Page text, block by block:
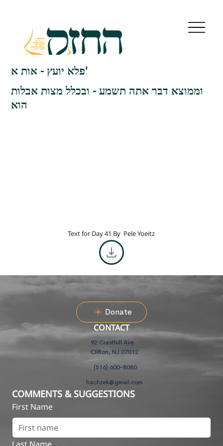
פלא יועץ - אות א'
וממוצא דבר אתה תשמע - ובכלל מצות אבלות
הוא
Text for Day 41 By Pele Yoeitz
Donate
CONTACT
92 Cresthill Ave
Clifton, NJ 07012
(516) 600-8080
hachzek@gmail.com
COMMENTS & SUGGESTIONS
First Name